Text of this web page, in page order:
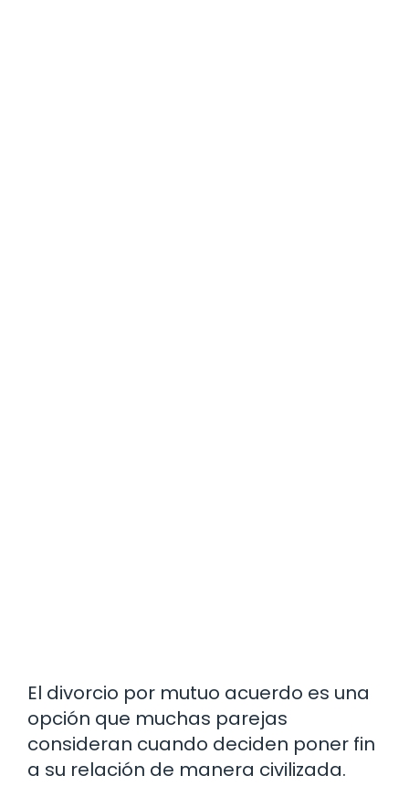
El divorcio por mutuo acuerdo es una
opción que muchas parejas
consideran cuando deciden poner fin
a su relación de manera civilizada.